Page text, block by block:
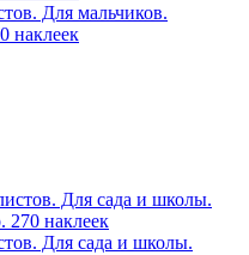
Для мальчиков.
наклеек
Для сада и школы.